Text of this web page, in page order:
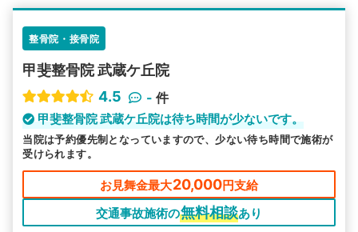
詳細条件で絞り込む
その他の検索方法
駅から探す 院名から探す
整骨院・接骨院
甲斐整骨院 武蔵ケ丘院
4.5
- 件
甲斐整骨院 武蔵ケ丘院は待ち時間が少ないです。
当院は予約優先制となっていますので、少ない待ち時間で施術が
受けられます。
お見舞金最大20,000円支給
交通事故施術の無料相談あり